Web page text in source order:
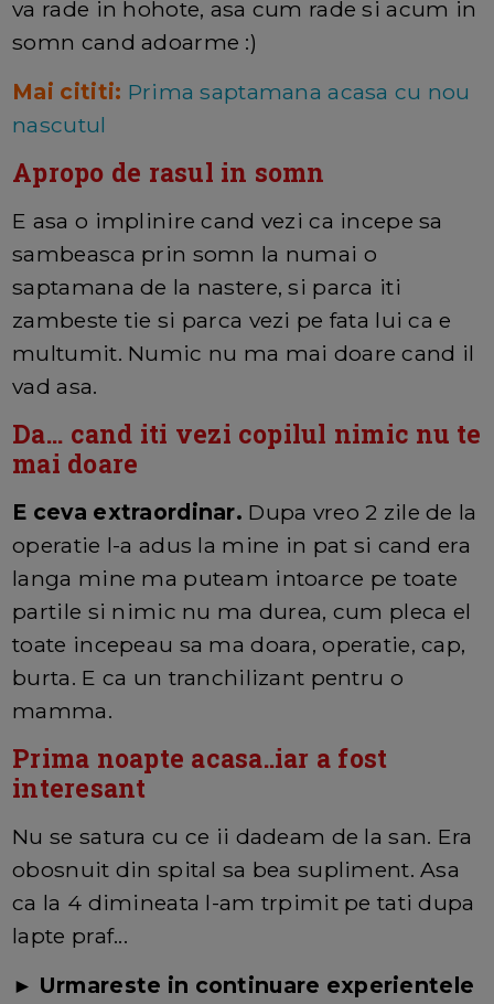
va rade in hohote, asa cum rade si acum in
somn cand adoarme :)
Mai cititi: Prima saptamana acasa cu nou
nascutul
Apropo de rasul in somn
E asa o implinire cand vezi ca incepe sa
sambeasca prin somn la numai o
saptamana de la nastere, si parca iti
zambeste tie si parca vezi pe fata lui ca e
multumit. Numic nu ma mai doare cand il
vad asa.
Da... cand iti vezi copilul nimic nu te
mai doare
E ceva extraordinar. Dupa vreo 2 zile de la
operatie l-a adus la mine in pat si cand era
langa mine ma puteam intoarce pe toate
partile si nimic nu ma durea, cum pleca el
toate incepeau sa ma doara, operatie, cap,
burta. E ca un tranchilizant pentru o
mamma.
Prima noapte acasa..iar a fost
interesant
Nu se satura cu ce ii dadeam de la san. Era
obosnuit din spital sa bea supliment. Asa
ca la 4 dimineata l-am trpimit pe tati dupa
lapte praf...
► Urmareste in continuare experientele